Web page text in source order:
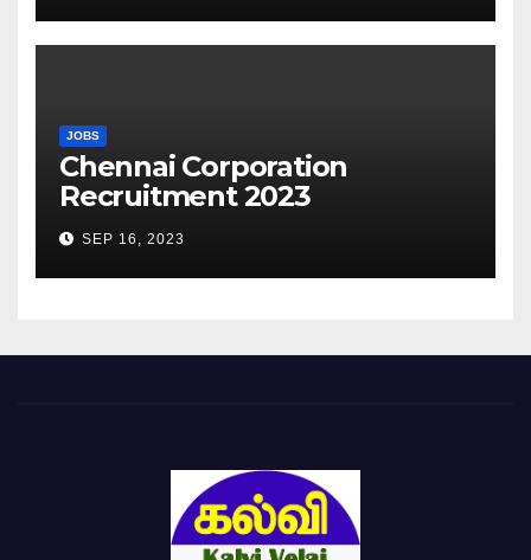
JOBS
Chennai Corporation
Recruitment 2023
SEP 16, 2023